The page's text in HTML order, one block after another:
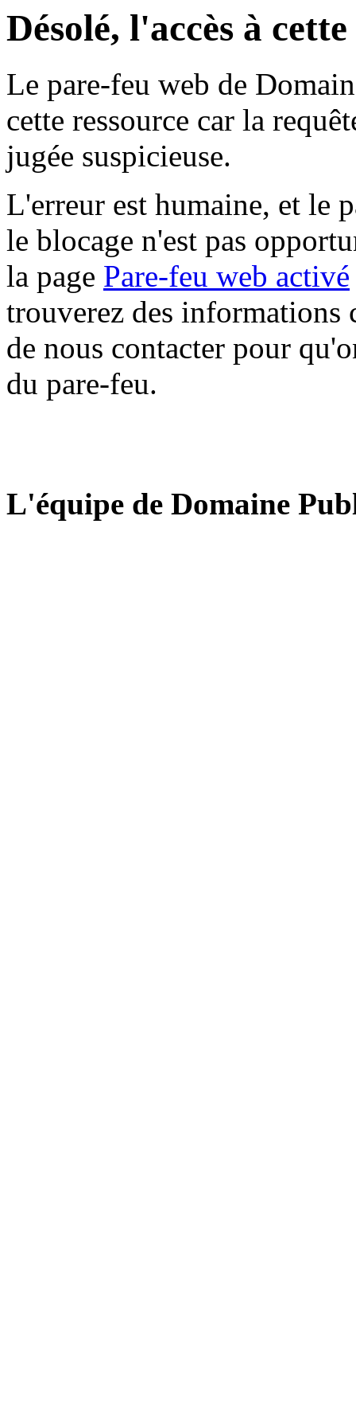
Désolé, l'accès à
Le pare-feu web de
cette ressource car la
jugée suspicieuse.
L'erreur est humaine, et le
le blocage n'est pas
la page Pare-feu web activé
trouverez des informations
de nous contacter pour
du pare-feu.
L'équipe de Domaine